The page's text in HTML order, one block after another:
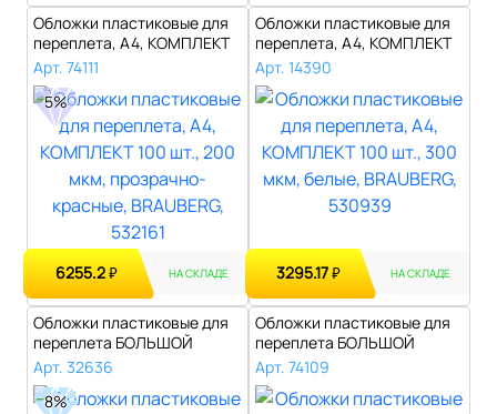
Обложки пластиковые для
переплета, А4, КОМПЛЕКТ
100 шт...
Арт. 74111
5%
6255.2₽ НА СКЛАДЕ
Обложки пластиковые для
переплета, А4, КОМПЛЕКТ
100 шт...
Арт. 14390
3295.17₽ НА СКЛАДЕ
Обложки пластиковые для
переплета БОЛЬШОЙ
ФОРМАТ А3, КО..
Арт. 32636
8%
Обложки пластиковые для
переплета БОЛЬШОЙ
ФОРМАТ А3, КО..
Арт. 74109